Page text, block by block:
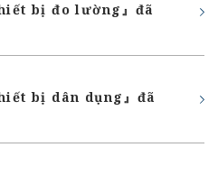
bị đo lường』đã
bị dân dụng』đã